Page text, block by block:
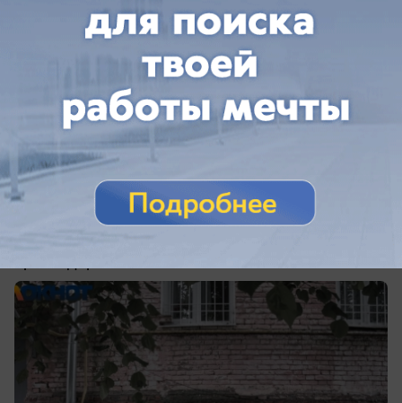
сегодня в 08:50
Происшествия
Громкие звуки в небе разбудили жителей
Краснодара